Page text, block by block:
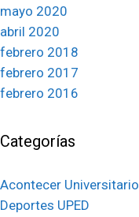
mayo 2020
abril 2020
febrero 2018
febrero 2017
febrero 2016
Categorías
Acontecer Universitario
Deportes UPED